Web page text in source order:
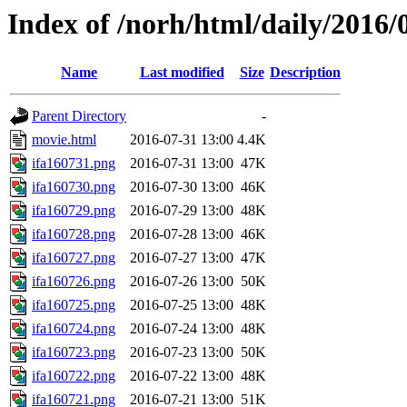
Index of /norh/html/daily/2016/
Name Last modified Size Description
Parent Directory
-
movie.html
2016-07-31 13:00 4.4K
ifa160731.png
2016-07-31 13:00 47K
ifa160730.png
2016-07-30 13:00 46K
ifa160729.png
2016-07-29 13:00 48K
ifa160728.png
2016-07-28 13:00 46K
ifa160727.png
2016-07-27 13:00 47K
ifa160726.png
2016-07-26 13:00 50K
ifa160725.png
2016-07-25 13:00 48K
ifa160724.png
2016-07-24 13:00 48K
ifa160723.png
2016-07-23 13:00 50K
ifa160722.png
2016-07-22 13:00 48K
ifa160721.png
2016-07-21 13:00 51K